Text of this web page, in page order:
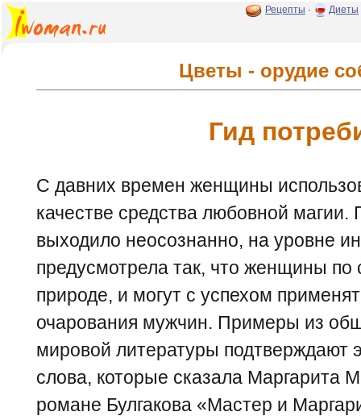
Рецепты · Диеты
Цветы - орудие
Гид
С давних времен женщины
качестве средства любовной магии.
выходило неосознанно, на уровне
предусмотрела так, что женщины по
природе, и могут с успехом
очарования мужчин. Примеры из
мировой литературы подтверждают
слова, которые сказала Маргарита
романе Булгакова «Мастер и